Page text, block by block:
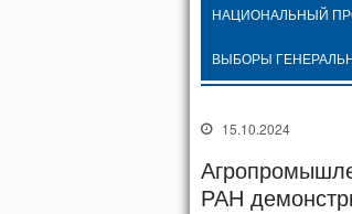
НАЦИОНАЛЬНЫЙ
ВЫБОРЫ
15.10.2024
РАН